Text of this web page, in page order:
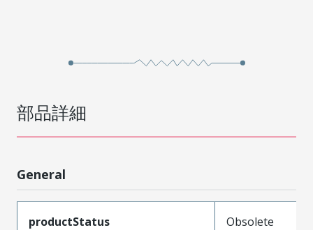
部品詳細
General
productStatus Obsolete